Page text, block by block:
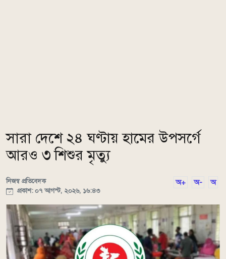
সারা দেশে ২৪ ঘণ্টায় হামের উপসর্গে
আরও ৩ শিশুর মৃত্যু
নিজস্ব প্রতিবেদক
প্রকাশ: ০৭ আগস্ট, ২০২৬, ১৬:৪৩
অ+ অ- অ